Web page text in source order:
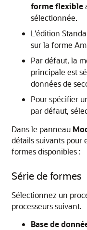
forme flexible
sélectionnée.
L'édition
sur la forme
Par défaut, la
principale est
données de
Pour spécifier
par défaut,
Dans le panneau
détails suivants pour
formes disponibles :
Série de formes
Sélectionnez un
processeurs suivant.
Base de